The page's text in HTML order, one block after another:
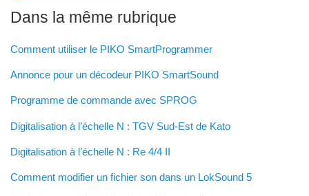
Dans la même rubrique
Comment utiliser le PIKO SmartProgrammer
Annonce pour un décodeur PIKO SmartSound
Programme de commande avec SPROG
Digitalisation à l’échelle N : TGV Sud-Est de Kato
Digitalisation à l’échelle N : Re 4/4 II
Comment modifier un fichier son dans un LokSound 5